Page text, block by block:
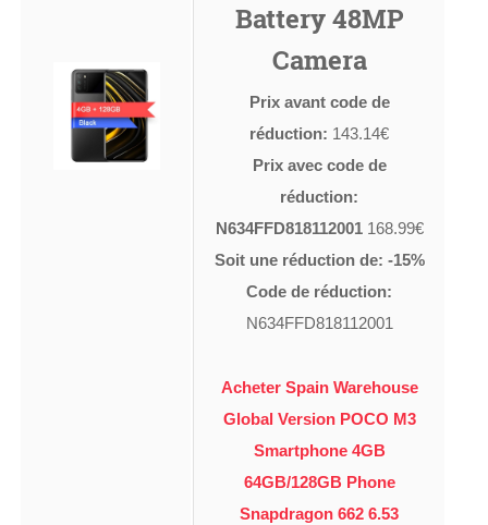
Battery 48MP
Camera
Prix avant code de
réduction: 143.14€
Prix avec code de
réduction:
N634FFD818112001 168.99€
Soit une réduction de: -15%
Code de réduction:
N634FFD818112001
Acheter Spain Warehouse
Global Version POCO M3
Smartphone 4GB
64GB/128GB Phone
Snapdragon 662 6.53